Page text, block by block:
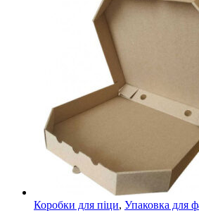
Коробки для піци, Упаковка для